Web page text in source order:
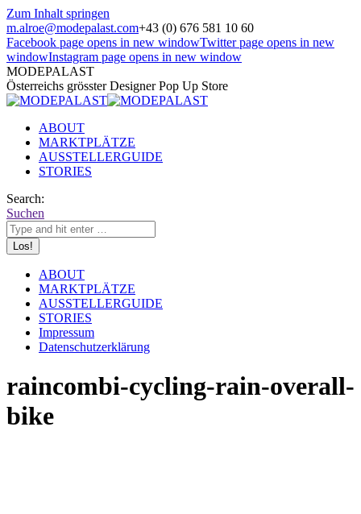
Zum Inhalt springen
m.alroe@modepalast.com+43 (0) 676 581 10 60
Facebook page opens in new windowTwitter page opens in new
windowInstagram page opens in new window
MODEPALAST
Österreichs grösster Designer Pop Up Store
ABOUT
MARKTPLÄTZE
AUSSTELLERGUIDE
STORIES
Search:
Suchen
ABOUT
MARKTPLÄTZE
AUSSTELLERGUIDE
STORIES
Impressum
Datenschutzerklärung
raincombi-cycling-rain-overall-
bike